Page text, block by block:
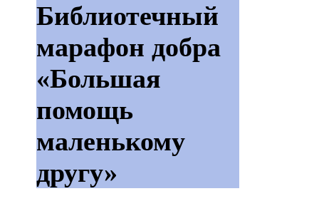
Библиотечный
марафон добра
«Большая
помощь
маленькому
другу»